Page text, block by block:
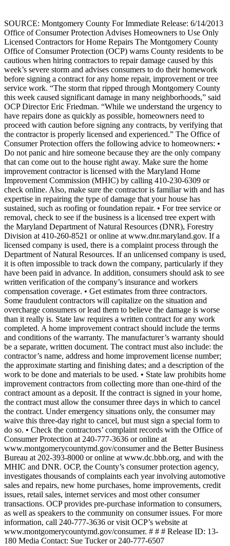
SOURCE: Montgomery County For Immediate Release: 6/14/2013
Office of Consumer Protection Advises Homeowners to Use Only
Licensed Contractors for Home Repairs The Montgomery County
Office of Consumer Protection (OCP) warns County residents to be
cautious when hiring contractors to repair damage caused by this
week’s severe storm and advises consumers to do their homework
before signing a contract for any home repair, improvement or tree
service work. “The storm that ripped through Montgomery County
this week caused significant damage in many neighborhoods,” said
OCP Director Eric Friedman. “While we understand the urgency to
have repairs done as quickly as possible, homeowners need to
proceed with caution before signing any contracts, by verifying that
the contractor is properly licensed and experienced.” The Office of
Consumer Protection offers the following advice to homeowners: •
Do not panic and hire someone because they are the only company
that can come out to the house right away. Make sure the home
improvement contractor is licensed with the Maryland Home
Improvement Commission (MHIC) by calling 410-230-6309 or
check online. Also, make sure the contractor is familiar with and has
expertise in repairing the type of damage that your house has
sustained, such as roofing or foundation repair. • For tree service or
removal, check to see if the business is a licensed tree expert with
the Maryland Department of Natural Resources (DNR), Forestry
Division at 410-260-8521 or online at www.dnr.maryland.gov. If a
licensed company is used, there is a complaint process through the
Department of Natural Resources. If an unlicensed company is used,
it is often impossible to track down the company, particularly if they
have been paid in advance. In addition, consumers should ask to see
written verification of the company’s insurance and workers
compensation coverage. • Get estimates from three contractors.
Some fraudulent contractors will capitalize on the situation and
overcharge consumers or lead them to believe the damage is worse
than it really is. State law requires a written contract for any work
completed. A home improvement contract should include the terms
and conditions of the warranty. The manufacturer’s warranty should
be a separate, written document. The contract must also include: the
contractor’s name, address and home improvement license number;
the approximate starting and finishing dates; and a description of the
work to be done and materials to be used. • State law prohibits home
improvement contractors from collecting more than one-third of the
contract amount as a deposit. If the contract is signed in your home,
the contract must allow the consumer three days in which to cancel
the contract. Under emergency situations only, the consumer may
waive this three-day right to cancel, but must sign a special form to
do so. • Check the contractors’ complaint records with the Office of
Consumer Protection at 240-777-3636 or online at
www.montgomerycountymd.gov/consumer and the Better Business
Bureau at 202-393-8000 or online at www.dc.bbb.org, and with the
MHIC and DNR. OCP, the County’s consumer protection agency,
investigates thousands of complaints each year involving automotive
sales and repairs, new home purchases, home improvements, credit
issues, retail sales, internet services and most other consumer
transactions. OCP provides pre-purchase information to consumers,
as well as speakers to the community on consumer issues. For more
information, call 240-777-3636 or visit OCP’s website at
www.montgomerycountymd.gov/consumer. # # # Release ID: 13-
180 Media Contact: Sue Tucker or 240-777-6507